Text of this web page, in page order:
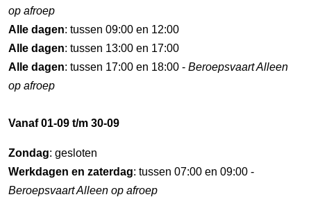
op afroep
Alle dagen: tussen 09:00 en 12:00
Alle dagen: tussen 13:00 en 17:00
Alle dagen: tussen 17:00 en 18:00 - Beroepsvaart Alleen
op afroep
Vanaf 01-09 t/m 30-09
Zondag: gesloten
Werkdagen en zaterdag: tussen 07:00 en 09:00 -
Beroepsvaart Alleen op afroep